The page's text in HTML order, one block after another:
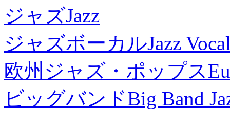
ジャズJazz
ジャズボーカルJazz
欧州ジャズ・ポップス
ビッグバンドBig Band